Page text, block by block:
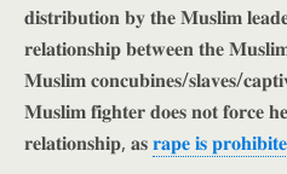
𝐝𝐢𝐬𝐭𝐫𝐢𝐛𝐮𝐭𝐢𝐨𝐧 𝐛𝐲 𝐭𝐡𝐞 𝐌𝐮𝐬𝐥𝐢𝐦
𝐫𝐞𝐥𝐚𝐭𝐢𝐨𝐧𝐬𝐡𝐢𝐩 𝐛𝐞𝐭𝐰𝐞𝐞𝐧 𝐭𝐡𝐞
𝐌𝐮𝐬𝐥𝐢𝐦 𝐜𝐨𝐧𝐜𝐮𝐛𝐢𝐧𝐞𝐬/𝐬𝐥𝐚𝐯𝐞𝐬/
𝐌𝐮𝐬𝐥𝐢𝐦 𝐟𝐢𝐠𝐡𝐭𝐞𝐫 𝐝𝐨𝐞𝐬 𝐧𝐨𝐭 𝐟𝐨𝐫𝐜𝐞
𝐫𝐞𝐥𝐚𝐭𝐢𝐨𝐧𝐬𝐡𝐢𝐩, 𝐚𝐬𝐫𝐚𝐩𝐞 𝐢𝐬